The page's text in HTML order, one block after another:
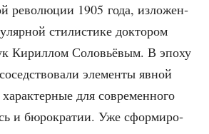
рево­лю­ции 1905 года, изло­жен­
сти­ли­сти­ке док­то­ром
Кирил­лом Соло­вьё­вым. В эпо­ху
эле­мен­ты явной
для совре­мен­но­го
и бюро­кра­тии. Уже сфор­ми­ро­